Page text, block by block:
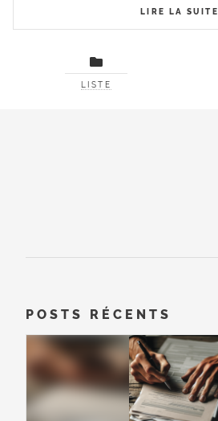
LIRE LA SUITE
LISTE
POSTS RÉCENTS